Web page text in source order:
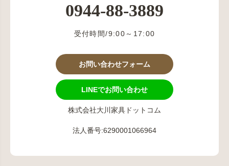
0944-88-3889
受付時間/9:00～17:00
お問い合わせフォーム
LINEでお問い合わせ
株式会社大川家具ドットコム
法人番号:6290001066964